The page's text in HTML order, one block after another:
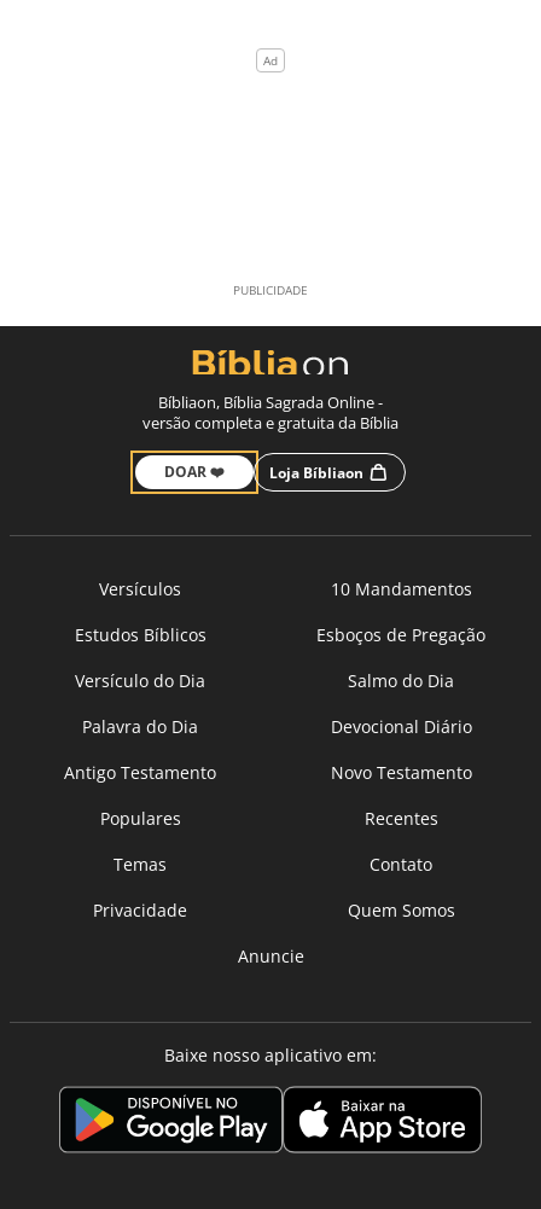
Bíbliaon, Bíblia Sagrada Online -
versão completa e gratuita da Bíblia
DOAR ❤️ Loja Bíbliaon
Versículos
10 Mandamentos
Estudos Bíblicos
Esboços de Pregação
Versículo do Dia
Salmo do Dia
Palavra do Dia
Devocional Diário
Antigo Testamento
Novo Testamento
Populares
Recentes
Temas
Contato
Privacidade
Quem Somos
Anuncie
Baixe nosso aplicativo em: